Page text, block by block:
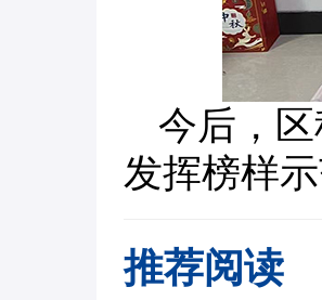
今后，
发挥榜样
推荐阅读